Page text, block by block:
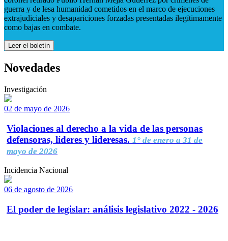
guerra y de lesa humanidad cometidos en el marco de ejecuciones
extrajudiciales y desapariciones forzadas presentadas ilegítimamente
como bajas en combate.
Leer el boletín
Novedades
Investigación
02 de mayo de 2026
Violaciones al derecho a la vida de las personas
defensoras, líderes y lideresas. 1° de enero a 31 de
mayo de 2026
Incidencia Nacional
06 de agosto de 2026
El poder de legislar: análisis legislativo 2022 - 2026